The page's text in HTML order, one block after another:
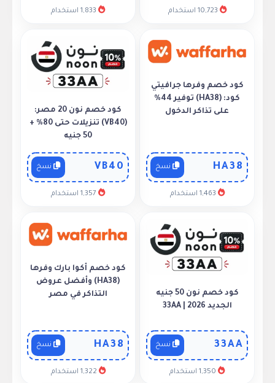
كود خصم وفرها جرافيتي
كود: (HA38) توفير 44%
على تذاكر الدخول
HA38
كود خصم نون 20 مصر:
(VB40) تنزيلات حتى 80% +
50 جنيه
VB40
كود خصم نون 50 جنيه
الجديد 2026 | 33AA
33AA
كود خصم أكوا بارك وفرها
(HA38) وأفضل عروض
التذاكر في مصر
HA38